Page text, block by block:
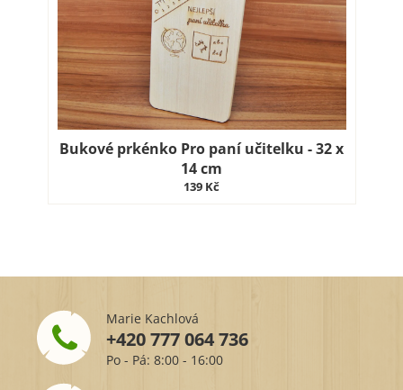
Bukové prkénko Pro paní učitelku - 32 x
14 cm
139 Kč
Marie Kachlová
+420 777 064 736
Po - Pá: 8:00 - 16:00